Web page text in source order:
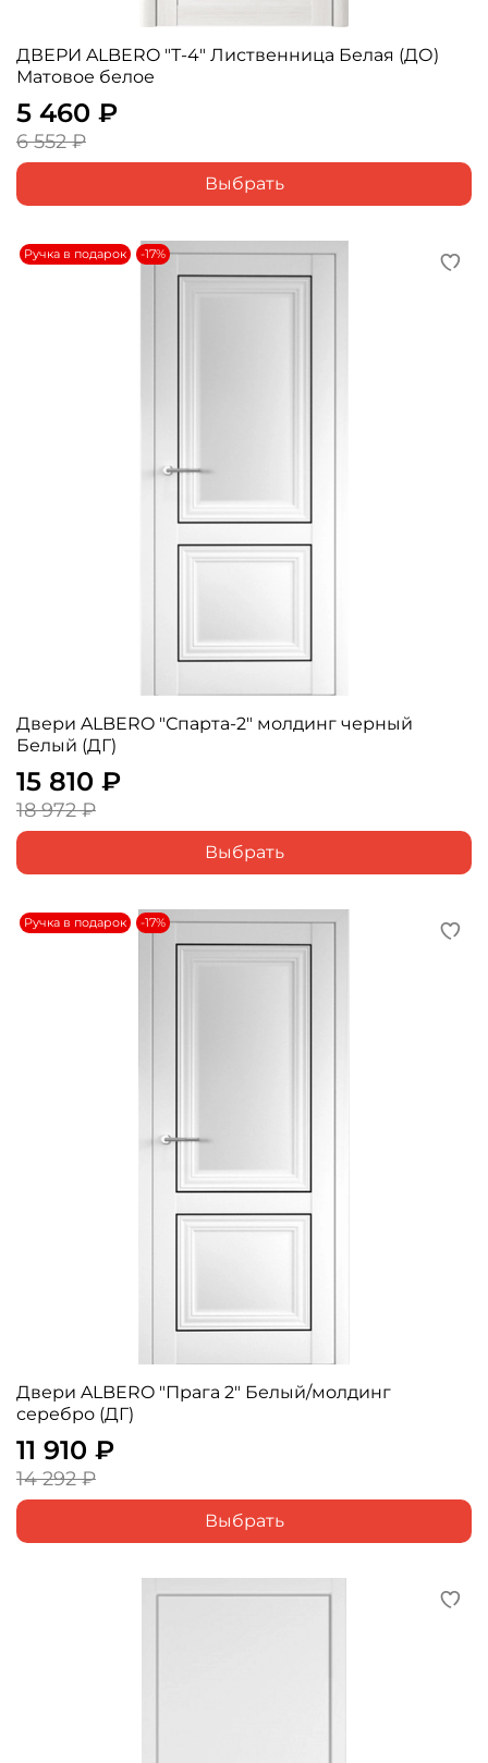
ДВЕРИ ALBERO "Т-4" Лиственница Белая (ДО)
Матовое белое
5 460 ₽
6 552 ₽
Выбрать
Ручка в подарок -17%
Двери ALBERO "Спарта-2" молдинг черный
Белый (ДГ)
15 810 ₽
18 972 ₽
Выбрать
Ручка в подарок -17%
Двери ALBERO "Прага 2" Белый/молдинг
серебро (ДГ)
11 910 ₽
14 292 ₽
Выбрать